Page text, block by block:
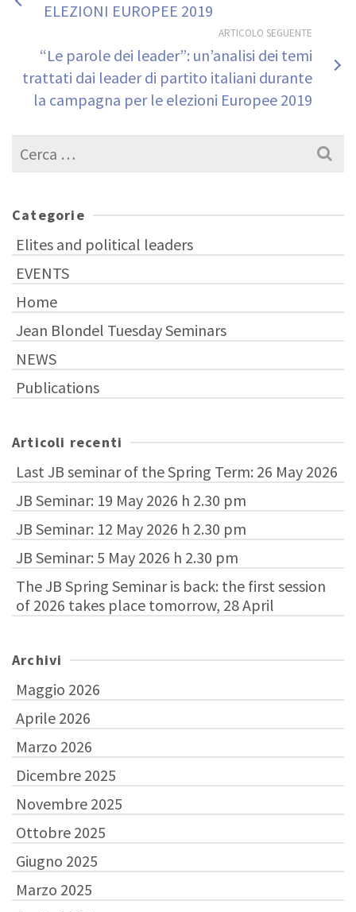
ELEZIONI EUROPEE 2019
ARTICOLO SEGUENTE
“Le parole dei leader”: un’analisi dei temi
trattati dai leader di partito italiani durante
la campagna per le elezioni Europee 2019
Cerca
per:
Categorie
Elites and political leaders
EVENTS
Home
Jean Blondel Tuesday Seminars
NEWS
Publications
Articoli recenti
Last JB seminar of the Spring Term: 26 May 2026
JB Seminar: 19 May 2026 h 2.30 pm
JB Seminar: 12 May 2026 h 2.30 pm
JB Seminar: 5 May 2026 h 2.30 pm
The JB Spring Seminar is back: the first session
of 2026 takes place tomorrow, 28 April
Archivi
Maggio 2026
Aprile 2026
Marzo 2026
Dicembre 2025
Novembre 2025
Ottobre 2025
Giugno 2025
Marzo 2025